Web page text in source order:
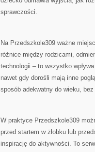
sprawczości.
Na Przedszkole309 ważne
różnice między rodzicami,
technologii – to wszystko
nawet gdy dorośli mają inne
sposób adekwatny do wieku,
W praktyce Przedszkole309
przed startem w żłobku lub
inspirację do aktywności. To